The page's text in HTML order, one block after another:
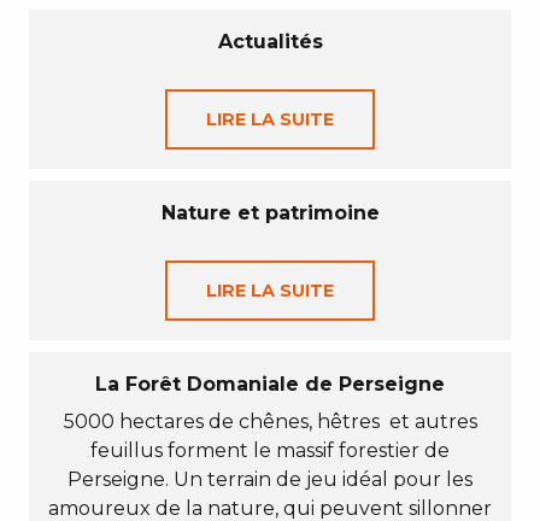
Actualités
LIRE LA SUITE
Nature et patrimoine
LIRE LA SUITE
La Forêt Domaniale de Perseigne
5000 hectares de chênes, hêtres et autres
feuillus forment le massif forestier de
Perseigne. Un terrain de jeu idéal pour les
amoureux de la nature, qui peuvent sillonner